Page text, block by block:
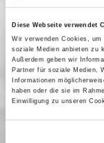
Diese Webseite verwendet
Wir verwenden Cookies,
soziale Medien anbieten zu
Außerdem geben wir
Partner für soziale Medien,
Informationen
haben oder die sie im
Einwilligung zu unseren
keine Chance.
Der Film
2023 mit dem
der
Anschließend:
Joosten (Uni